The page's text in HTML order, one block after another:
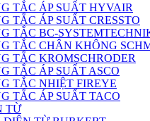
TẮC ÁP SUẤT HYVAIR
TẮC ÁP SUẤT CRESSTO
TẮC BC-
TẮC CHÂN KHÔNG
TẮC KROMSCHRODER
TẮC ÁP SUẤT ASCO
TẮC NHIỆT FIREYE
TẮC ÁP SUẤT TACO
TỪ